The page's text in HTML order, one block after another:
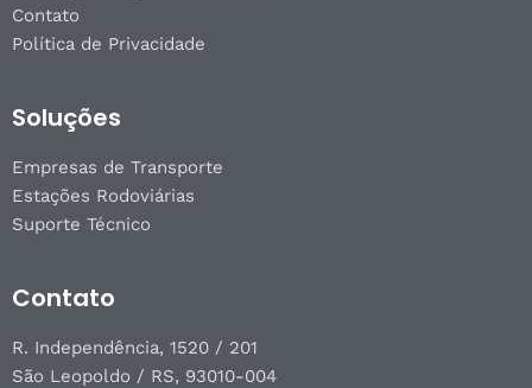
Contato
Política de Privacidade
Soluções
Empresas de Transporte
Estações Rodoviárias
Suporte Técnico
Contato
R. Independência, 1520 / 201
São Leopoldo / RS, 93010-004